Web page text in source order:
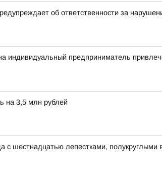
об ответственности за
индивидуальный предприниматель
на 3,5 млн рублей
шестнадцатью лепестками,